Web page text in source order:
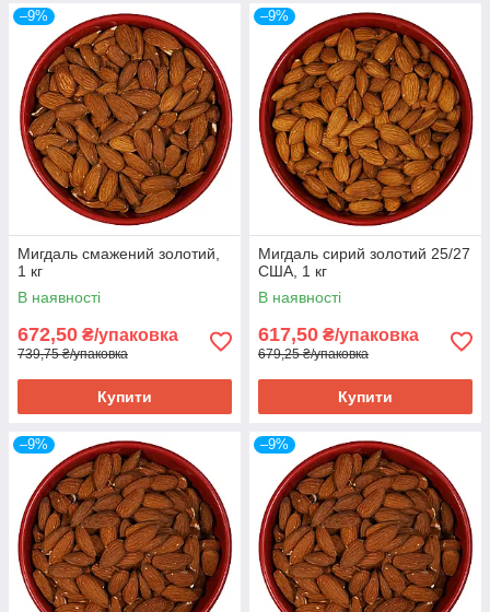
–9%
Мигдаль смажений золотий,
1 кг
В наявності
672,50 ₴/упаковка
739,75 ₴/упаковка
Купити
–9%
Мигдаль сирий золотий 25/27
США, 1 кг
В наявності
617,50 ₴/упаковка
679,25 ₴/упаковка
Купити
–9% –9%